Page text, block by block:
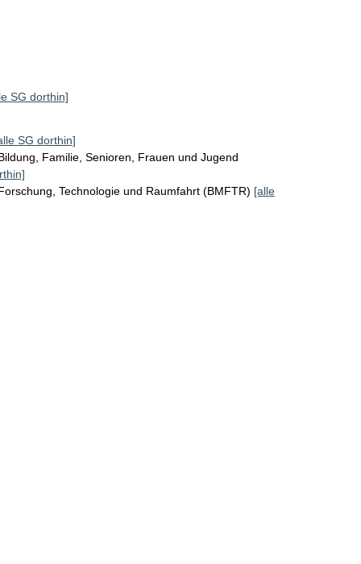
SG dorthin]
SG dorthin]
Familie, Senioren, Frauen und Jugend
Technologie und Raumfahrt (BMFTR) [alle